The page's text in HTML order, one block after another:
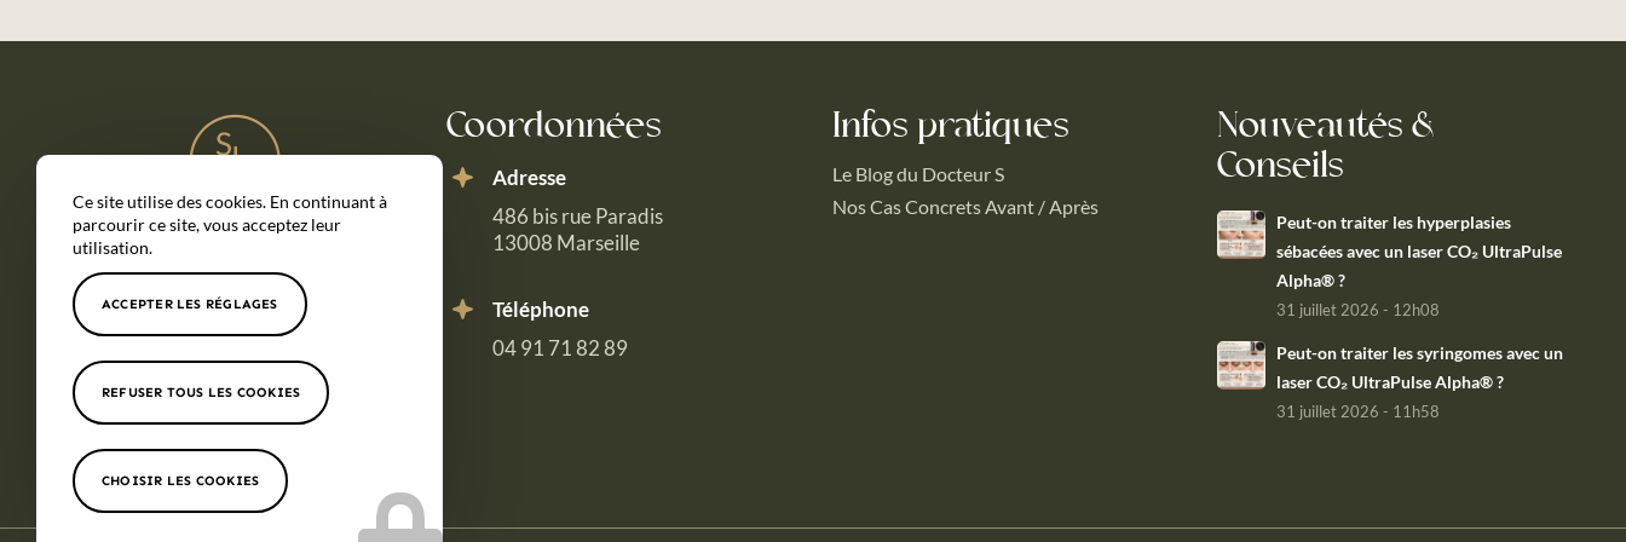
Coordonnées
Adresse
486 bis rue Paradis
13008 Marseille
Téléphone
04 91 71 82 89
Infos pratiques
Le Blog du Docteur S
Nos Cas Concrets Avant / Après
Nouveautés &
Conseils
Peut-on traiter les hyperplasies
sébacées avec un laser CO₂ UltraPulse
Alpha® ?
31 juillet 2026 - 12h08
Peut-on traiter les syringomes avec un
laser CO₂ UltraPulse Alpha® ?
31 juillet 2026 - 11h58
Ce site utilise des cookies. En continuant à
parcourir ce site, vous acceptez leur
utilisation.
ACCEPTER LES RÉGLAGES
REFUSER TOUS LES COOKIES
CHOISIR LES COOKIES